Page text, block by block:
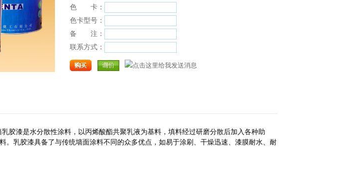
色 卡：
色卡型号：
备 注：
联系方式：
乳胶漆是水分散性涂料，以丙烯酸酯共聚乳液为基料，填料经过研磨分散后加入各种助
。乳胶漆具备了与传统墙面涂料不同的众多优点，如易于涂刷、干燥迅速、漆膜耐水、耐